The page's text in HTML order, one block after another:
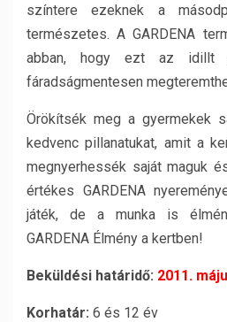
színtere ezeknek a
természetes. A GARDENA
abban, hogy ezt az idillt
fáradságmentesen
Örökítsék meg a gyermekek
kedvenc pillanatukat, amit a
megnyerhessék saját maguk
értékes GARDENA
játék, de a munka is
GARDENA Élmény a kertben!
Beküldési határidő: 2011.
Korhatár: 6 és 12 év